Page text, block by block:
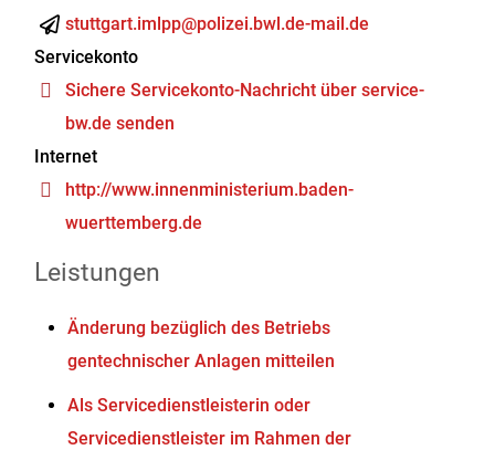
stuttgart.imlpp@polizei.bwl.de-mail.de
Servicekonto
Sichere Servicekonto-Nachricht über service-
bw.de senden
Internet
http://www.innenministerium.baden-
wuerttemberg.de
Leistungen
Änderung bezüglich des Betriebs
gentechnischer Anlagen mitteilen
Als Servicedienstleisterin oder
Servicedienstleister im Rahmen der